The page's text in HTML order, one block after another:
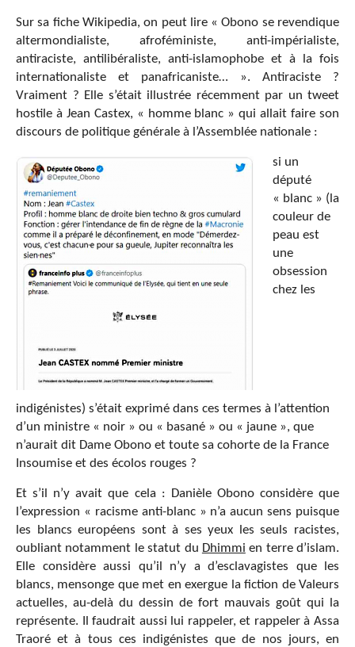
Sur sa fiche Wikipedia, on peut lire « Obono se revendique
altermondialiste, afroféministe, anti-impérialiste,
antiraciste, antilibéraliste, anti-islamophobe et à la fois
internationaliste et panafricaniste… ». Antiraciste ?
Vraiment ? Elle s’était illustrée récemment par un tweet
hostile à Jean Castex, « homme blanc » qui allait faire son
discours de politique générale à l’Assemblée nationale :
si un
député
« blanc » (la
couleur de
peau est
une
obsession
chez les
indigénistes) s’était exprimé dans ces termes à l’attention
d’un ministre « noir » ou « basané » ou « jaune », que
n’aurait dit Dame Obono et toute sa cohorte de la France
Insoumise et des écolos rouges ?
Et s’il n’y avait que cela : Danièle Obono considère que
l’expression « racisme anti-blanc » n’a aucun sens puisque
les blancs européens sont à ses yeux les seuls racistes,
oubliant notamment le statut du Dhimmi en terre d’islam.
Elle considère aussi qu’il n’y a d’esclavagistes que les
blancs, mensonge que met en exergue la fiction de Valeurs
actuelles, au-delà du dessin de fort mauvais goût qui la
représente. Il faudrait aussi lui rappeler, et rappeler à Assa
Traoré et à tous ces indigénistes que de nos jours, en